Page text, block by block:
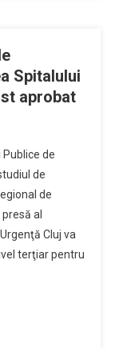
Spitalului
aprobat
de
de
de
al
Cluj va
terţiar pentru